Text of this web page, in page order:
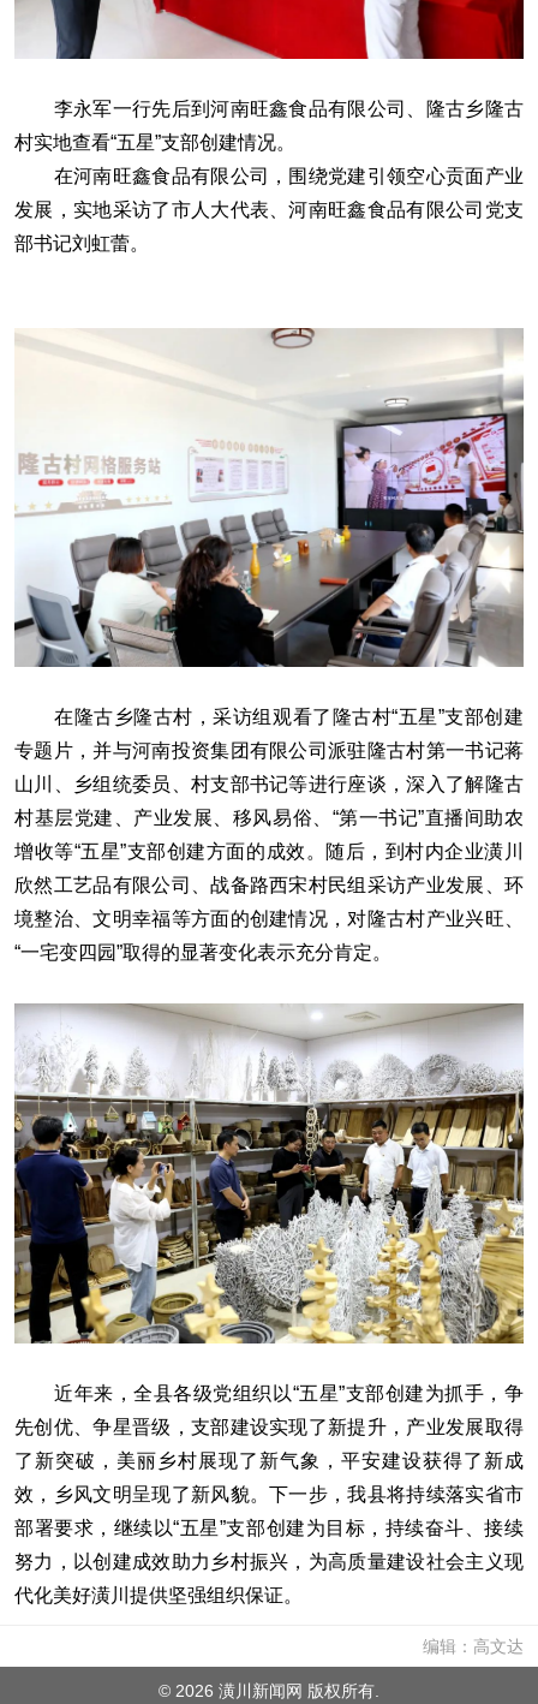
李永军一行先后到河南旺鑫食品有限公司、隆古乡隆古
村实地查看“五星”支部创建情况。
在河南旺鑫食品有限公司，围绕党建引领空心贡面产业
发展，实地采访了市人大代表、河南旺鑫食品有限公司党支
部书记刘虹蕾。
在隆古乡隆古村，采访组观看了隆古村“五星”支部创建
专题片，并与河南投资集团有限公司派驻隆古村第一书记蒋
山川、乡组统委员、村支部书记等进行座谈，深入了解隆古
村基层党建、产业发展、移风易俗、“第一书记”直播间助农
增收等“五星”支部创建方面的成效。随后，到村内企业潢川
欣然工艺品有限公司、战备路西宋村民组采访产业发展、环
境整治、文明幸福等方面的创建情况，对隆古村产业兴旺、
“一宅变四园”取得的显著变化表示充分肯定。
近年来，全县各级党组织以“五星”支部创建为抓手，争
先创优、争星晋级，支部建设实现了新提升，产业发展取得
了新突破，美丽乡村展现了新气象，平安建设获得了新成
效，乡风文明呈现了新风貌。下一步，我县将持续落实省市
部署要求，继续以“五星”支部创建为目标，持续奋斗、接续
努力，以创建成效助力乡村振兴，为高质量建设社会主义现
代化美好潢川提供坚强组织保证。
编辑：高文达
© 2026 潢川新闻网 版权所有.